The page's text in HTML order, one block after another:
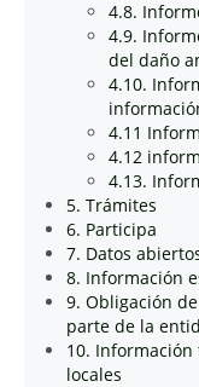
4.8.
4.9.
del daño
4.10.
4.11
4.12
4.13.
5. Trámites
6. Participa
7. Datos
8. Información
9. Obligación
parte de la
10.
locales